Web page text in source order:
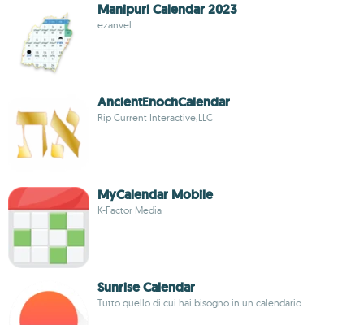
Manipuri Calendar 2023
ezanvel
AncientEnochCalendar
Rip Current Interactive,LLC
MyCalendar Mobile
K-Factor Media
Sunrise Calendar
Tutto quello di cui hai bisogno in un calendario